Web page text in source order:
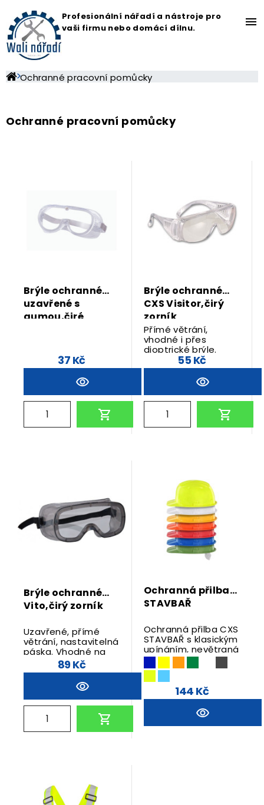
Profesionální nářadí a nástroje pro
vaši firmu nebo domácí dílnu.
Ochranné pracovní pomůcky
Ochranné pracovní pomůcky
Brýle ochranné
uzavřené s
gumou,čiré
37 Kč
Brýle ochranné
CXS Visitor,čirý
zorník
Přímé větrání,
vhodné i přes
dioptrické brýle.
Vhodné pro
návštěvy, brigádníky.
55 Kč
Brýle ochranné
Vito,čirý zorník
Uzavřené, přímé
větrání, nastavitelná
páska. Vhodné na
vrtání, broušení
89 Kč
Ochranná přilba
STAVBAŘ
Ochranná přilba CXS
STAVBAŘ s klasickým
upínáním, nevětraná
s elektroizolací do
440 Vac. Velikost
55-62 cm.
144 Kč
menu